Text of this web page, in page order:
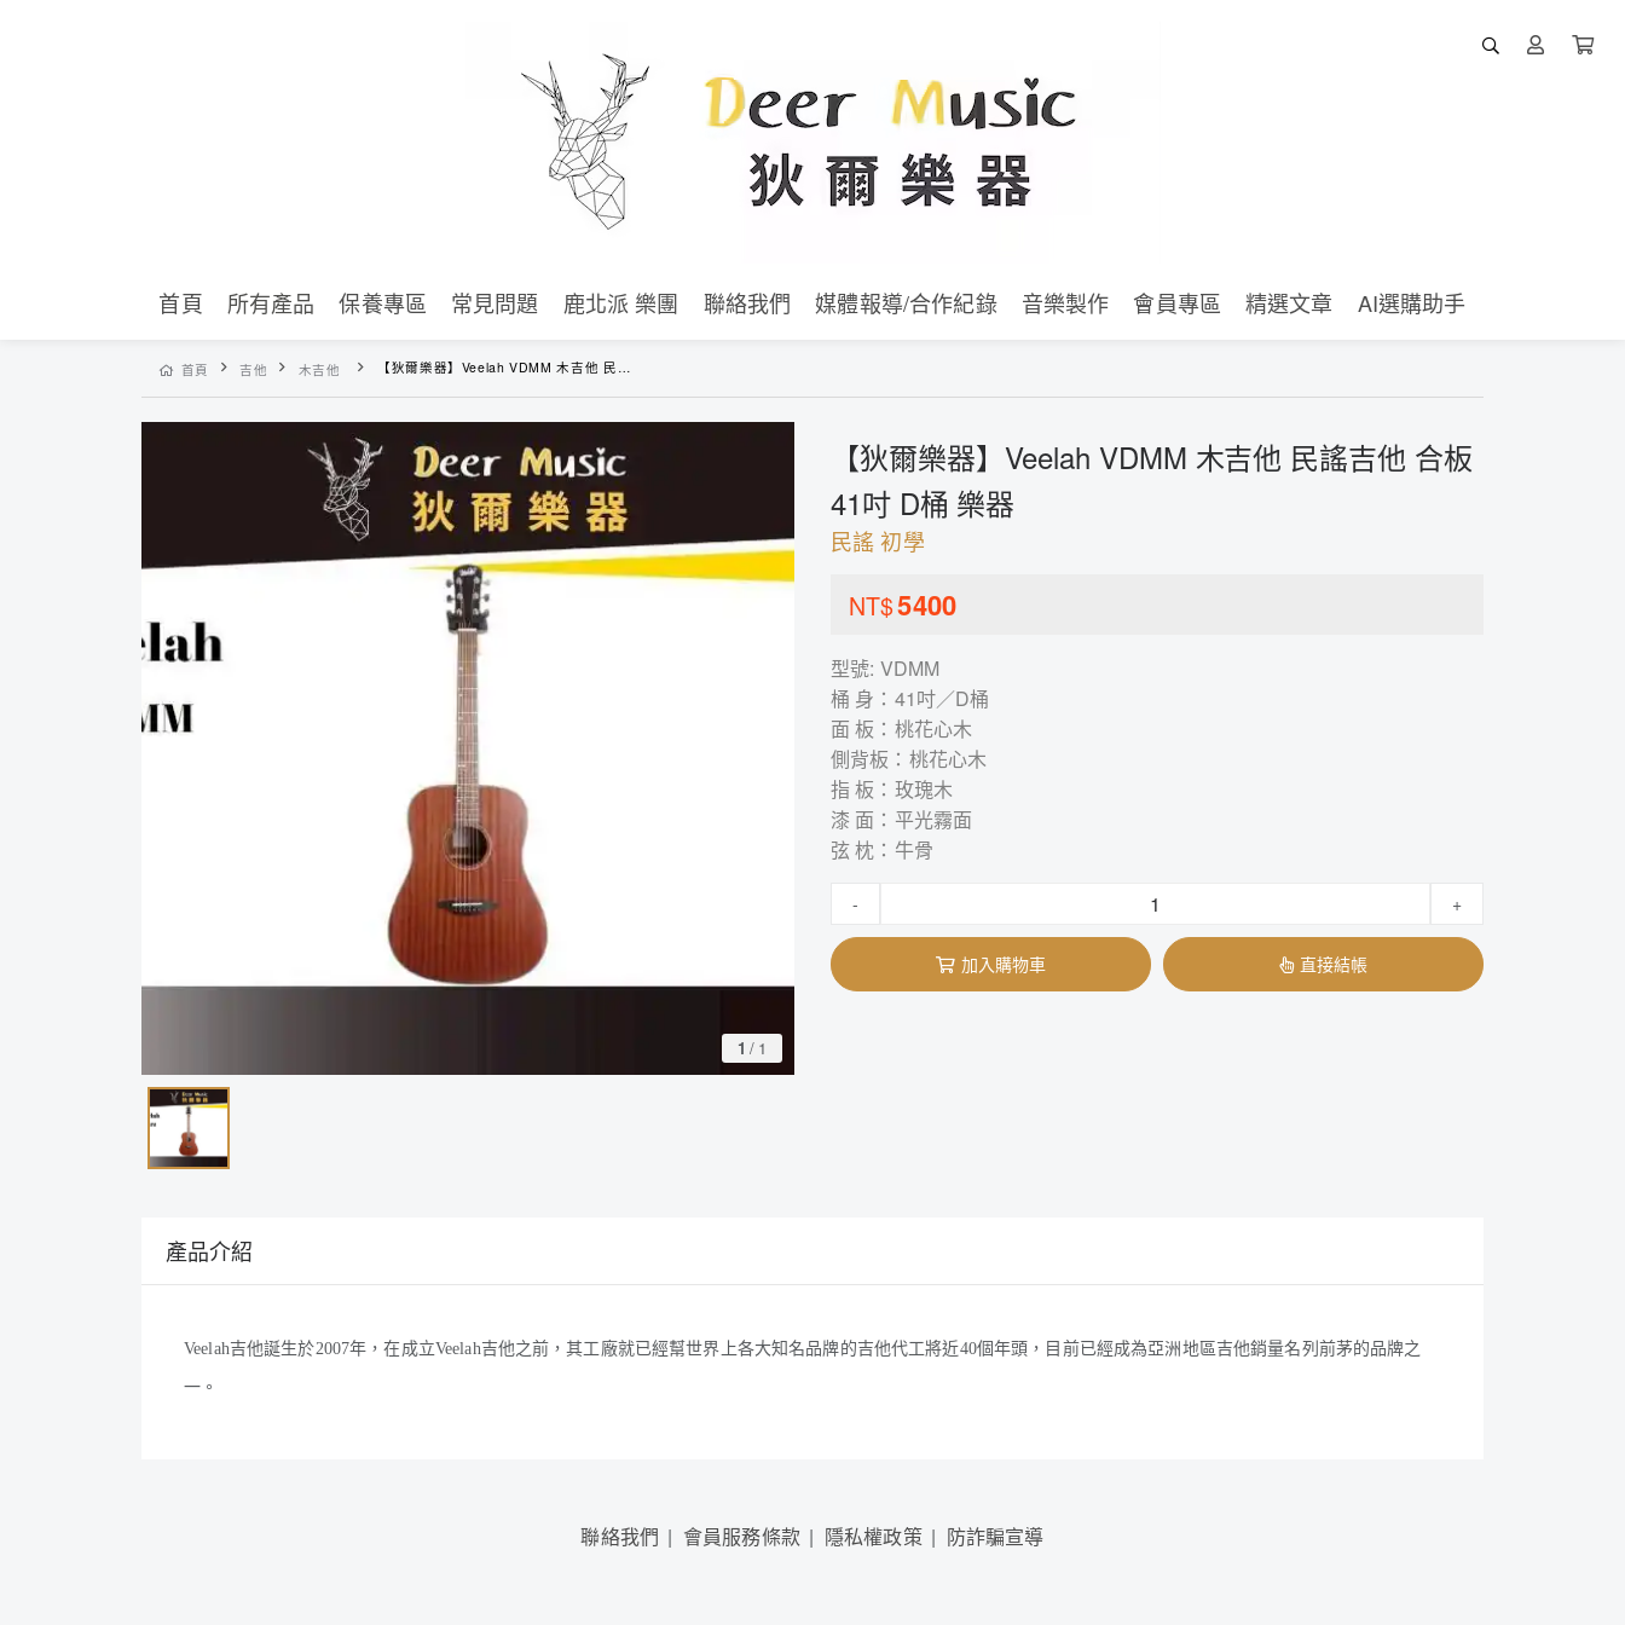
首頁 所有產品 保養專區 常見問題 鹿北派 樂團 聯絡我們 媒體報導/合作紀錄 音樂製作 會員專區 精選文章 AI選購助手
首頁 吉他 木吉他 【狄爾樂器】Veelah VDMM 木吉他 民謠吉他 合板 41吋 D桶 樂器
1 / 1
【狄爾樂器】Veelah VDMM 木吉他 民謠吉他 合板
41吋 D桶 樂器
民謠 初學
NT$5400
型號: VDMM
桶 身：41吋／D桶
面 板：桃花心木
側背板：桃花心木
指 板：玫瑰木
漆 面：平光霧面
弦 枕：牛骨
- +
加入購物車 直接結帳
產品介紹
Veelah吉他誕生於2007年，在成立Veelah吉他之前，其工廠就已經幫世界上各大知名品牌的吉他代工將近40個年頭，目前已經成為亞洲地區吉他銷量名列前茅的品牌之
一。
聯絡我們 會員服務條款 隱私權政策 防詐騙宣導